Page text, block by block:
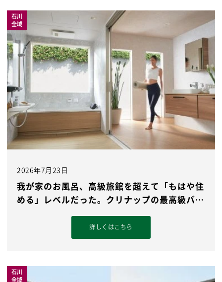
石川
全域
2026年7月23日
我が家のお風呂、高級旅館を超えて「もはや住
める」レベルだった。クリナップの最高級バス
詳しくはこちら
石川
全域